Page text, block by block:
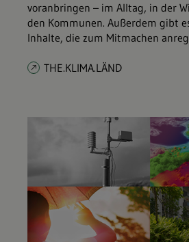
voranbringen – im Alltag, in der
den Kommunen. Außerdem gibt
Inhalte, die zum Mitmachen
THE.KLIMA.LÄND